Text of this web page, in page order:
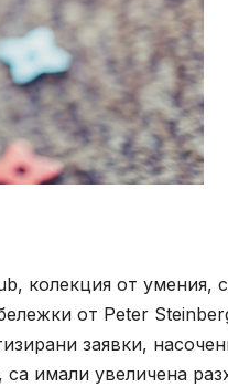
колекция от умения,
от Peter
заявки,
имали увеличена